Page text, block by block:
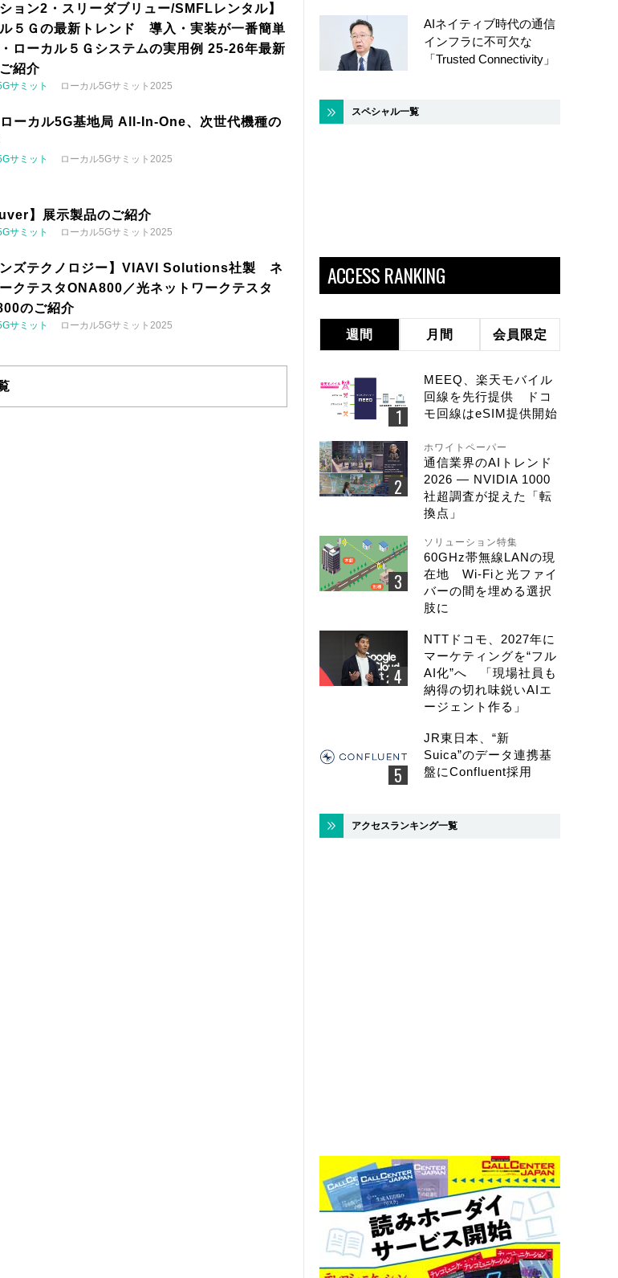
ション2・スリーダブリュー/SMFLレンタル】
５Ｇの最新トレンド 導入・実装が一番簡単
ローカル５Ｇシステムの実用例 25-26年最新
紹介
サミット ローカル5Gサミット2025
ローカル5G基地局 All-In-One、次世代機種の
サミット ローカル5Gサミット2025
】展示製品のご紹介
サミット ローカル5Gサミット2025
ンズテクノロジー】VIAVI Solutions社製 ネ
クテスタONA800／光ネットワークテスタ
のご紹介
サミット ローカル5Gサミット2025
AIネイティブ時代の通信
インフラに不可欠な
「Trusted Connectivity」
スペシャル一覧
ACCESS RANKING
週間 月間 会員限定
MEEQ、楽天モバイル
回線を先行提供 ドコ
モ回線はeSIM提供開始
ホワイトペーパー
通信業界のAIトレンド
2026 ― NVIDIA 1000
社超調査が捉えた「転
換点」
ソリューション特集
60GHz帯無線LANの現
在地 Wi-Fiと光ファイ
バーの間を埋める選択
肢に
NTTドコモ、2027年に
マーケティングを“フル
AI化”へ 「現場社員も
納得の切れ味鋭いAIエ
ージェント作る」
JR東日本、“新
Suica”のデータ連携基
盤にConfluent採用
アクセスランキング一覧